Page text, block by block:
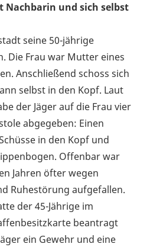
Nachbarin und sich selbst
seine 50-jährige
Die Frau war Mutter eines
Anschließend schoss sich
selbst in den Kopf. Laut
der Jäger auf die Frau vier
abgegeben: Einen
in den Kopf und
Offenbar war
Jahren öfter wegen
Ruhestörung aufgefallen.
der 45-Jährige im
beantragt
ein Gewehr und eine